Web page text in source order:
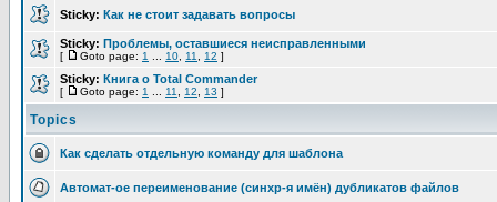
Sticky: Как не стоит задавать вопросы
Sticky: Проблемы, оставшиеся неисправленными
[ Goto page: 1 10 11 12 ]
Sticky: Книга о Total Commander
[ Goto page: 1 11 12 13 ]
Topics
Как сделать отдельную команду для шаблона
Автомат-ое переименование (синхр-я имён) дубликатов файлов